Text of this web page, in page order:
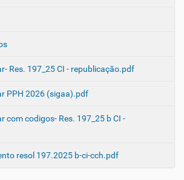
Res. 197_25 CI - republicação.pdf
PPH 2026 (sigaa).pdf
com codigos- Res. 197_25 b CI -
resol 197.2025 b-ci-cch.pdf